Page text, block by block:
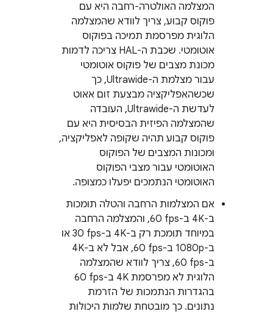
המצלמה האולטרה-רחבה היא עם
פוקוס קבוע, צריך לוודא שהמצלמה
הלוגית מפרסמת תמיכה בפוקוס
אוטומטי. שכבת ה-HAL צריכה לדמות
מכונת מצבים של פוקוס אוטומטי
עבור מצלמת ה-Ultrawide, כך
שכשהאפליקציה מבצעת זום אאוט
לעדשת ה-Ultrawide, העובדה
שהמצלמה הפיזית הבסיסית היא עם
פוקוס קבוע תהיה שקופה לאפליקציה,
ומכונות המצבים של הפוקוס
האוטומטי עבור מצבי הפוקוס
האוטומטי הנתמכים יפעלו כמצופה.
אם המצלמות הרחבה והטלה תומכות
ב-4K ב-‎60 fps, והמצלמה הרחבה
במיוחד תומכת רק ב-4K ב-‎30 fps או
ב-1080p ב-‎60 fps, אבל לא ב-4K
ב-‎60 fps, צריך לוודא שהמצלמה
הלוגית לא מפרסמת 4K ב-‎60 fps
בהגדרות הנתמכות של הזרמת
נתונים. כך מובטחת שלמות היכולות